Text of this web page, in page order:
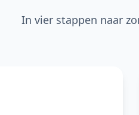
In vier stappen naar